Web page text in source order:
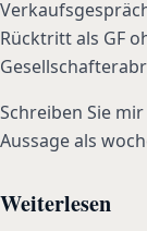
Rücktritt als GF
Schreiben Sie
Aussage als
Weiterlesen